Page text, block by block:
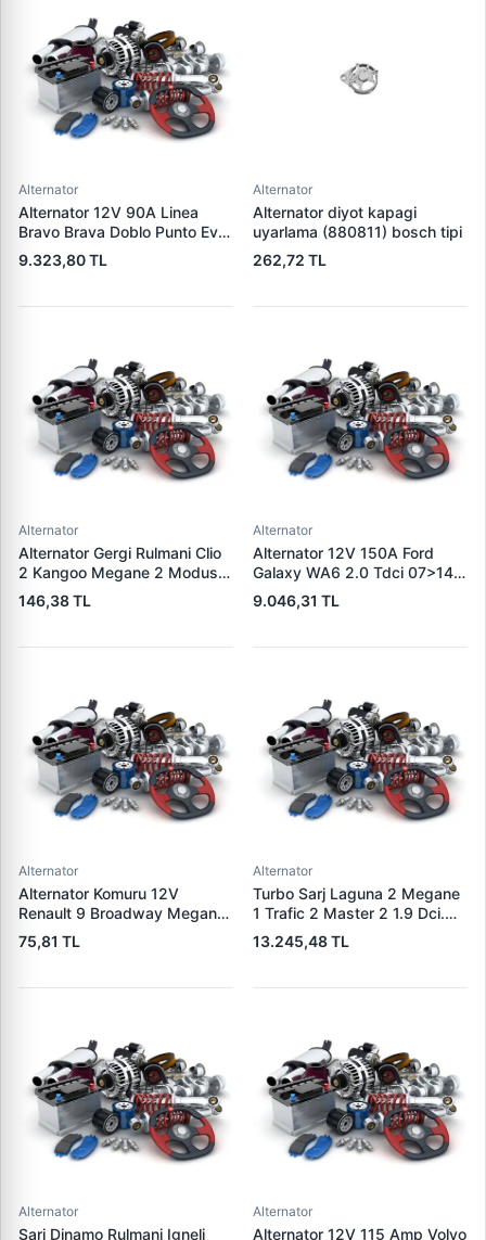
Alternator
Alternator 12V 90A Linea
Bravo Brava Doblo Punto Evo
1,2 / 1,4 | DENSO DAN519 |
OEM 1535437 1673521
9.323,80 TL
Alternator
Alternator diyot kapagi
uyarlama (880811) bosch tipi
262,72 TL
Alternator
Alternator Gergi Rulmani Clio
2 Kangoo Megane 2 Modus
Micra 3 1.5DCI / 1.4 / 1.6 16V
K4M K4J K9K | WAGENBURG
146,38 TL
Alternator
Alternator 12V 150A Ford
Galaxy WA6 2.0 Tdci 07>14
S-Max 07>14 | WAI 23953N |
OEM 1376501 6G9N-10300-
9.046,31 TL
Alternator
Alternator Komuru 12V
Renault 9 Broadway Megane
Clio | WAI PX60 | OEM
300722
75,81 TL
Alternator
Turbo Sarj Laguna 2 Megane
1 Trafic 2 Master 2 1.9 Dci.
F9Q | JRONE 8G17300301 |
OEM 7701478024
13.245,48 TL
Alternator
Sarj Dinamo Rulmani Igneli
Alternator
Alternator 12V 115 Amp Volvo